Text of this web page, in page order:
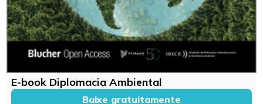
E-book Diplomacia Ambiental
Baixe gratuitamente